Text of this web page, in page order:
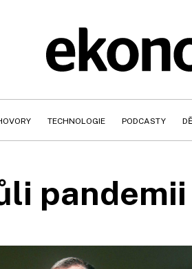
TECHNOLOGIE PODCASTY